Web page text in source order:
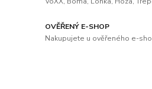
OVĚŘENÝ E-SHOP
Nakupujete u ověřeného e-